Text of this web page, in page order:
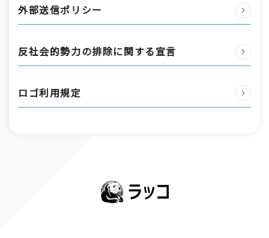
外部送信ポリシー
反社会的勢力の排除に関する宣言
ロゴ利用規定